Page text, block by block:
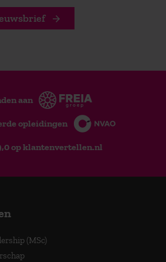
aan
opleidingen
op klantenvertellen.nl
(MSc)